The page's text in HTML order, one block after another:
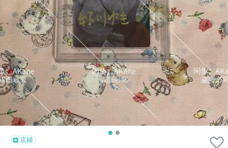
店鋪